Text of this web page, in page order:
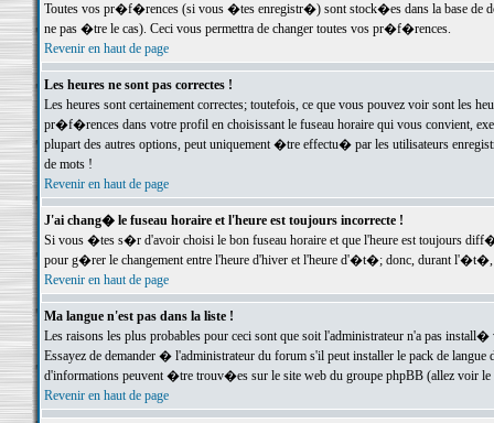
Toutes vos pr�f�rences (si vous �tes enregistr�) sont stock�es dans la base de
ne pas �tre le cas). Ceci vous permettra de changer toutes vos pr�f�rences.
Revenir en haut de page
Les heures ne sont pas correctes !
Les heures sont certainement correctes; toutefois, ce que vous pouvez voir sont
pr�f�rences dans votre profil en choisissant le fuseau horaire qui vous convient,
plupart des autres options, peut uniquement �tre effectu� par les utilisateurs
de mots !
Revenir en haut de page
J'ai chang� le fuseau horaire et l'heure est toujours incorrecte !
Si vous �tes s�r d'avoir choisi le bon fuseau horaire et que l'heure est toujours
pour g�rer le changement entre l'heure d'hiver et l'heure d'�t�; donc, durant
Revenir en haut de page
Ma langue n'est pas dans la liste !
Les raisons les plus probables pour ceci sont que soit l'administrateur n'a pas
Essayez de demander � l'administrateur du forum s'il peut installer le pack de
d'informations peuvent �tre trouv�es sur le site web du groupe phpBB (allez voir le
Revenir en haut de page